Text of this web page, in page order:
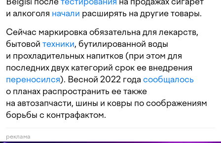
и алкоголя начали расширять на другие товары.
Сейчас маркировка обязательна для лекарств,
бытовой техники, бутилированной воды
и прохладительных напитков (при этом для
последних двух категорий срок ее внедрения
переносился). Весной 2022 года сообщалось
о планах распространить ее также
на автозапчасти, шины и ковры по соображениям
борьбы с контрафактом.
реклама